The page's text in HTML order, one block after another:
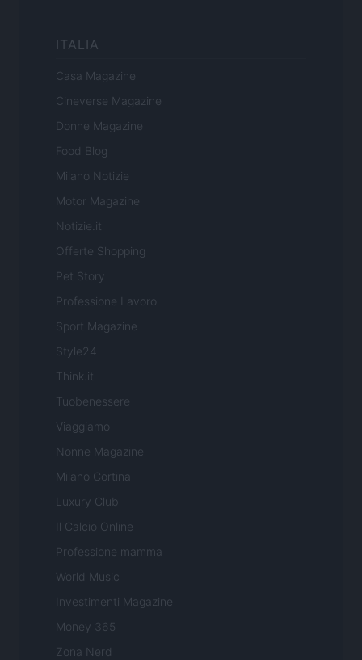
ITALIA
Casa Magazine
Cineverse Magazine
Donne Magazine
Food Blog
Milano Notizie
Motor Magazine
Notizie.it
Offerte Shopping
Pet Story
Professione Lavoro
Sport Magazine
Style24
Think.it
Tuobenessere
Viaggiamo
Nonne Magazine
Milano Cortina
Luxury Club
Il Calcio Online
Professione mamma
World Music
Investimenti Magazine
Money 365
Zona Nerd